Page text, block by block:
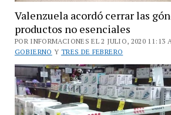
Valenzuela acordó cerrar las
productos no esenciales
POR INFORMACIONES EL 2 JULIO, 2020 11:13
GOBIERNO Y TRES DE FEBRERO